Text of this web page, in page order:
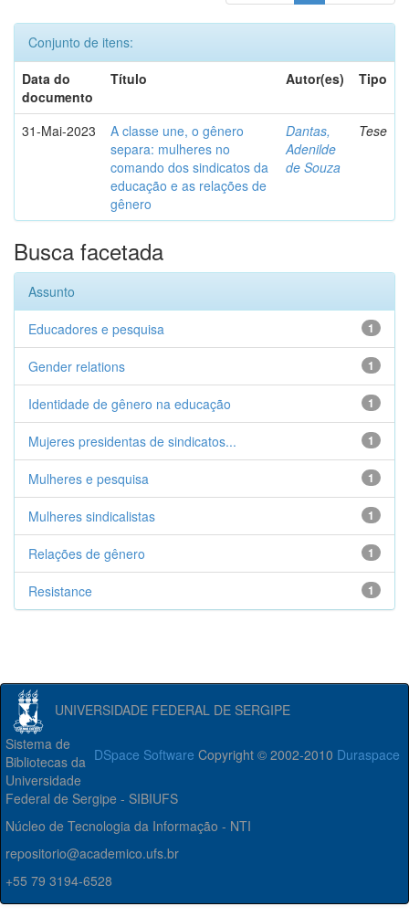
Conjunto de itens:
Data do
documento
Título Autor(es) Tipo
31-Mai-2023
A classe une, o gênero
separa: mulheres no
comando dos sindicatos da
educação e as relações de
gênero
Dantas,
Adenilde
de Souza
Tese
Busca facetada
Assunto
1
Educadores e pesquisa
1
Gender relations
1
Identidade de gênero na educação
1
Mujeres presidentas de sindicatos...
1
Mulheres e pesquisa
1
Mulheres sindicalistas
1
Relações de gênero
1
Resistance
UNIVERSIDADE FEDERAL DE SERGIPE
DSpace Software Copyright © 2002-2010 Duraspace
Sistema de
Bibliotecas da
Universidade
Federal de Sergipe - SIBIUFS
Núcleo de Tecnologia da Informação - NTI
repositorio@academico.ufs.br
+55 79 3194-6528